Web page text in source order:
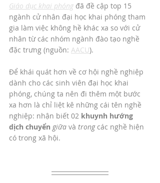
Giáo dục khai phóng đã đề cập top 15
ngành cử nhân đại học khai phóng tham
gia làm việc không hề khác xa so với cử
nhân từ các nhóm ngành đào tạo nghề
đặc trưng (nguồn: AACU).
Để khái quát hơn về cơ hội nghề nghiệp
dành cho các sinh viên đại học khai
phóng, chúng ta nên đi thêm một bước
xa hơn là chỉ liệt kê những cái tên nghề
nghiệp: nhận biết 02 khuynh hướng
dịch chuyển giữa và trong các nghề hiện
có trong xã hội.